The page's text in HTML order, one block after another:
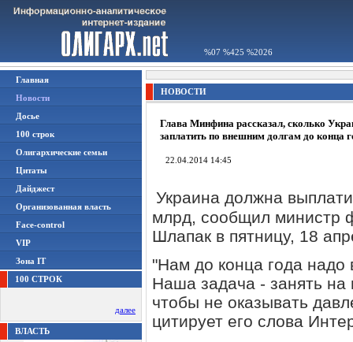
%07 %425 %2026
Главная
Новости
Досье
100 строк
Олигархические семьи
Цитаты
Дайджест
Организованная власть
Face-control
VIP
Зона IT
100 СТРОК
далее
ВЛАСТЬ
НОВОСТИ
Глава Минфина рассказал, сколько
заплатить по внешним долгам до конца
22.04.2014 14:45
Украина должна
млрд, сообщил министр
Шлапак в пятницу, 18
"Нам до конца года
Наша задача - занять
чтобы не оказывать
цитирует его слова